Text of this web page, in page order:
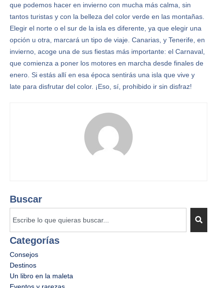
que podemos hacer en invierno con mucha más calma, sin
tantos turistas y con la belleza del color verde en las montañas.
Elegir el norte o el sur de la isla es diferente, ya que elegir una
opción u otra, marcará un tipo de viaje. Canarias, y Tenerife, en
invierno, acoge una de sus fiestas más importante: el Carnaval,
que comienza a poner los motores en marcha desde finales de
enero. Si estás allí en esa época sentirás una isla que vive y
late para disfrutar del color. ¡Eso, sí, prohibido ir sin disfraz!
Buscar
Categorías
Consejos
Destinos
Un libro en la maleta